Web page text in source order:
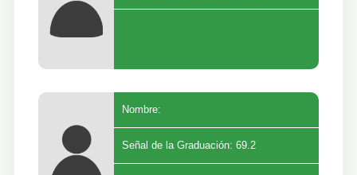
Nombre:
Señal de la Graduación: 69.2